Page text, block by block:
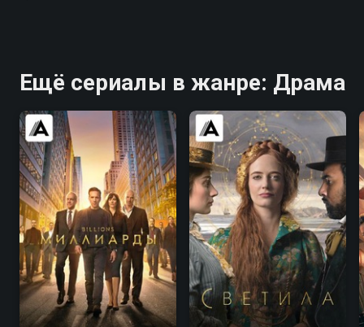
Ещё сериалы в жанре: Драма
8.4 8.3 7.0 6.4